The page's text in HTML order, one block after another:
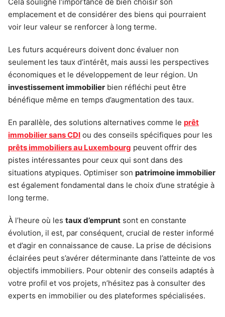
emplacement et de considérer des biens qui pourraient
voir leur valeur se renforcer à long terme.
Les futurs acquéreurs doivent donc évaluer non
seulement les taux d’intérêt, mais aussi les perspectives
économiques et le développement de leur région. Un
investissement immobilier bien réfléchi peut être
bénéfique même en temps d’augmentation des taux.
En parallèle, des solutions alternatives comme le prêt
immobilier sans CDI ou des conseils spécifiques pour les
prêts immobiliers au Luxembourg peuvent offrir des
pistes intéressantes pour ceux qui sont dans des
situations atypiques. Optimiser son patrimoine immobilier
est également fondamental dans le choix d’une stratégie à
long terme.
À l’heure où les taux d’emprunt sont en constante
évolution, il est, par conséquent, crucial de rester informé
et d’agir en connaissance de cause. La prise de décisions
éclairées peut s’avérer déterminante dans l’atteinte de vos
objectifs immobiliers. Pour obtenir des conseils adaptés à
votre profil et vos projets, n’hésitez pas à consulter des
experts en immobilier ou des plateformes spécialisées.